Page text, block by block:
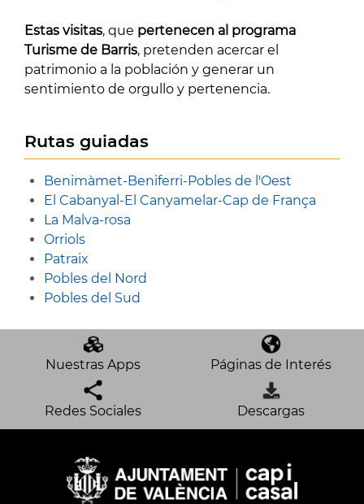
Estas visitas, que pertenecen al programa
Turisme de Barris, pretenden acercar el
patrimonio a la población y generar un
sentimiento de orgullo y pertenencia.
Rutas guiadas
Benimàmet-Beniferri-Pobles de l'Oest
El Cabanyal-El Canyamelar-Cap de França
La Malva-rosa
Orriols
Patraix
Pobles del Nord
Pobles del Sud
Nuestras Apps Páginas de Interés
Redes Sociales Descargas